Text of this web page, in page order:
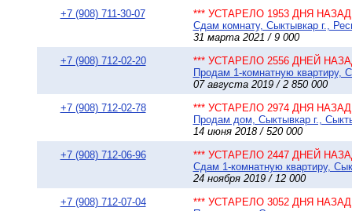
+7 (908) 711-30-07
*** УСТАРЕЛО 1953 ДНЯ НАЗАД
Сдам комнату, Сыктывкар г.,
31 марта 2021 / 9 000
+7 (908) 712-02-20
*** УСТАРЕЛО 2556 ДНЕЙ
Продам 1-комнатную квартиру,
07 августа 2019 / 2 850 000
+7 (908) 712-02-78
*** УСТАРЕЛО 2974 ДНЯ НАЗАД
Продам дом, Сыктывкар г.,
14 июня 2018 / 520 000
+7 (908) 712-06-96
*** УСТАРЕЛО 2447 ДНЕЙ
Сдам 1-комнатную квартиру,
24 ноября 2019 / 12 000
+7 (908) 712-07-04
*** УСТАРЕЛО 3052 ДНЯ НАЗАД